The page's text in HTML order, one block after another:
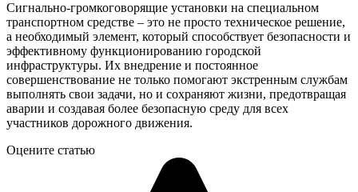
Сигнально-громкоговорящие установки на специальном
транспортном средстве – это не просто техническое решение,
а необходимый элемент, который способствует безопасности и
эффективному функционированию городской
инфраструктуры. Их внедрение и постоянное
совершенствование не только помогают экстренным службам
выполнять свои задачи, но и сохраняют жизни, предотвращая
аварии и создавая более безопасную среду для всех
участников дорожного движения.
Оцените статью